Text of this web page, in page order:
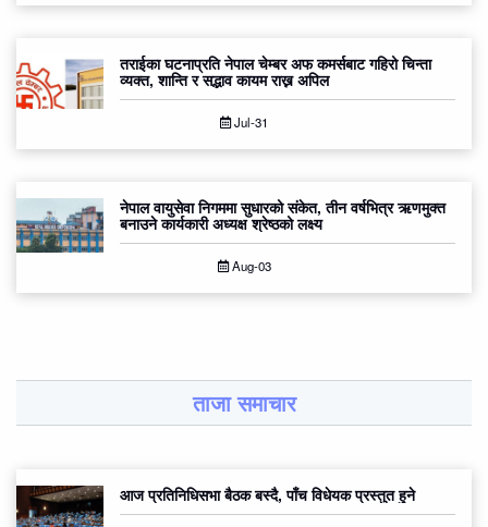
तराईका घटनाप्रति नेपाल चेम्बर अफ कमर्सबाट गहिरो चिन्ता
व्यक्त, शान्ति र सद्भाव कायम राख्न अपिल
Jul-31
नेपाल वायुसेवा निगममा सुधारको संकेत, तीन वर्षभित्र ऋणमुक्त
बनाउने कार्यकारी अध्यक्ष श्रेष्ठको लक्ष्य
Aug-03
ताजा समाचार
आज प्रतिनिधिसभा बैठक बस्दै, पाँच विधेयक प्रस्तुत हुने